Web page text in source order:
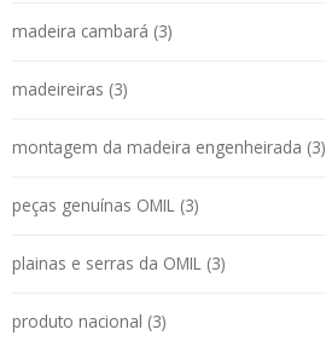
madeira cambará (3)
madeireiras (3)
montagem da madeira engenheirada (3)
peças genuínas OMIL (3)
plainas e serras da OMIL (3)
produto nacional (3)